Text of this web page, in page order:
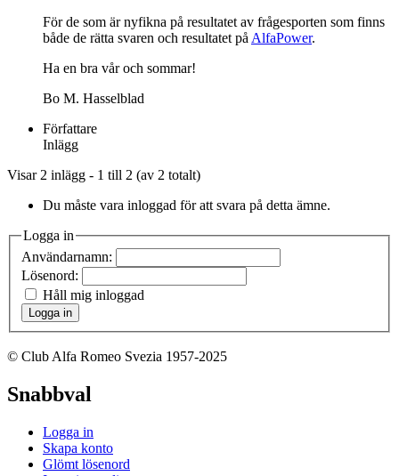
För de som är nyfikna på resultatet av frågesporten som finns
både de rätta svaren och resultatet på AlfaPower.
Ha en bra vår och sommar!
Bo M. Hasselblad
Författare
Inlägg
Visar 2 inlägg - 1 till 2 (av 2 totalt)
Du måste vara inloggad för att svara på detta ämne.
Logga in
Användarnamn:
Lösenord:
Håll mig inloggad
Logga in
© Club Alfa Romeo Svezia 1957-2025
Snabbval
Logga in
Skapa konto
Glömt lösenord